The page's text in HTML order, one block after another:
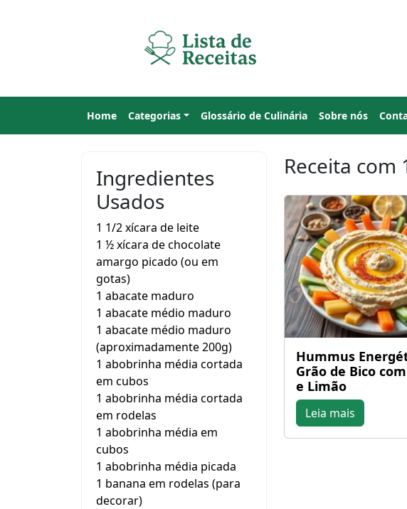
Home Categorias Glossário de Culinária Sobre nós
Ingredientes
Usados
1 1/2 xícara de leite
1 ½ xícara de chocolate
amargo picado (ou em
gotas)
1 abacate maduro
1 abacate médio maduro
1 abacate médio maduro
(aproximadamente 200g)
1 abobrinha média cortada
em cubos
1 abobrinha média cortada
em rodelas
1 abobrinha média em
cubos
1 abobrinha média picada
1 banana em rodelas (para
decorar)
Receita
Hummus
Grão de Bico
e Limão
Leia mais